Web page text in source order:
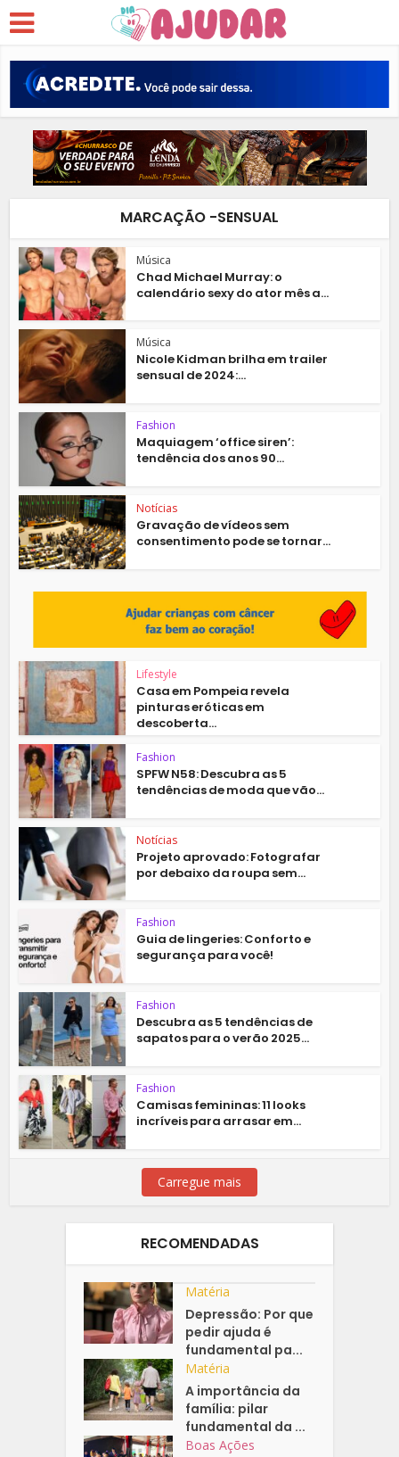
MARCAÇÃO -SENSUAL
Música
Chad Michael Murray: o
calendário sexy do ator mês a...
Música
Nicole Kidman brilha em trailer
sensual de 2024:...
Fashion
Maquiagem ‘office siren’:
tendência dos anos 90...
Notícias
Gravação de vídeos sem
consentimento pode se tornar...
Lifestyle
Casa em Pompeia revela
pinturas eróticas em
descoberta...
Fashion
SPFW N58: Descubra as 5
tendências de moda que vão...
Notícias
Projeto aprovado: Fotografar
por debaixo da roupa sem...
Fashion
Guia de lingeries: Conforto e
segurança para você!
Fashion
Descubra as 5 tendências de
sapatos para o verão 2025...
Fashion
Camisas femininas: 11 looks
incríveis para arrasar em...
Carregue mais
RECOMENDADAS
Matéria
Depressão: Por que
pedir ajuda é
fundamental pa...
Matéria
A importância da
família: pilar
fundamental da ...
Boas Ações